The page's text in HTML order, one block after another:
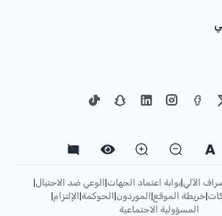
A
الآلي|بوابة اعتماد الجهات|الوعي ضد الاحتيال|
|خريطة الموقع|الموردون|الحوكمة|الإلتزام|
المسؤولية الاجتماعية